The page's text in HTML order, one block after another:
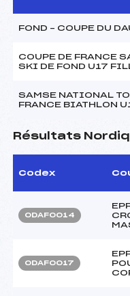
FOND – COUPE DU
COUPE DE FRANCE
SKI DE FOND U17
SAMSE NATIONAL
FRANCE BIATHLON
Résultats
Codex
ODAF0014
ODAF0017